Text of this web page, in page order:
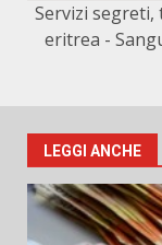
Servizi
eritrea -
LEGGI ANCHE